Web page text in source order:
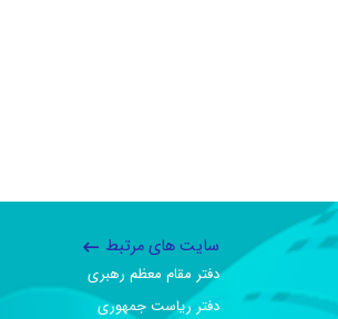
سایت های مرتبط
دفتر مقام معظم رهبری
دفتر ریاست جمهوری